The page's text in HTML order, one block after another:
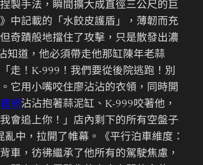
製手法，瞬間擴大成直徑三公尺的巨
中記載的「水餃皮護盾」，薄韌而充
奇蹟般地擋住了攻擊，只是散發出濃
知道，他必須帶走他那缸陳年老蒜
走！K-999！我們要從後院逃跑！別
它用小嘴咬住廖沾沾的衣領，同時開
網沾沾抱著蒜泥缸、K-999咬著他，
會追上你！」店內剩下的所有空盤子
中，拉開了帷幕。《平行泊車維度：
車，彷彿繼承了他所有的駕駛焦慮，